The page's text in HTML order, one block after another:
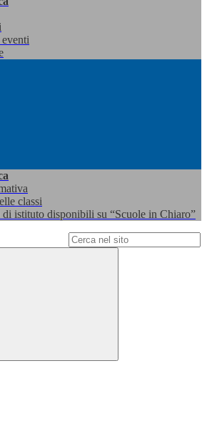
classi
istituto disponibili su “Scuole in Chiaro”